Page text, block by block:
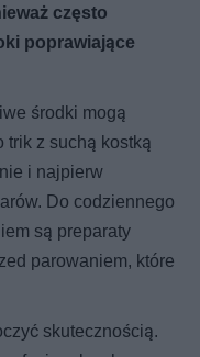
często
poprawiające
środki mogą
trik z suchą kostką
i najpierw
Do codziennego
są preparaty
parowaniem, które
skutecznością.